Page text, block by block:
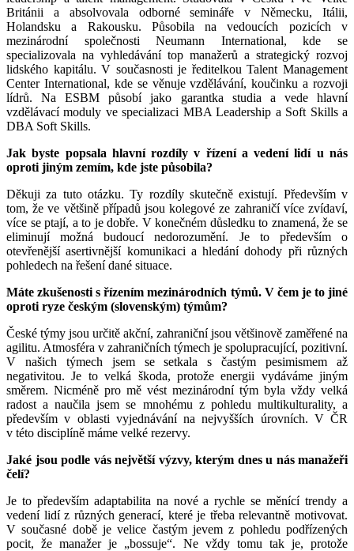
Británii a absolvovala odborné semináře v Německu, Itálii,
Holandsku a Rakousku. Působila na vedoucích pozicích v
mezinárodní společnosti Neumann International, kde se
specializovala na vyhledávání top manažerů a strategický rozvoj
lidského kapitálu. V současnosti je ředitelkou Talent Management
Center International, kde se věnuje vzdělávání, koučinku a rozvoji
lídrů. Na ESBM působí jako garantka studia a vede hlavní
vzdělávací moduly ve specializaci MBA Leadership a Soft Skills a
DBA Soft Skills.
Jak byste popsala hlavní rozdíly v řízení a vedení lidí u nás
oproti jiným zemím, kde jste působila?
Děkuji za tuto otázku. Ty rozdíly skutečně existují. Především v
tom, že ve většině případů jsou kolegové ze zahraničí více zvídaví,
více se ptají, a to je dobře. V konečném důsledku to znamená, že se
eliminují možná budoucí nedorozumění. Je to především o
otevřenější asertivnější komunikaci a hledání dohody při různých
pohledech na řešení dané situace.
Máte zkušenosti s řízením mezinárodních týmů. V čem je to jiné
oproti ryze českým (slovenským) týmům?
České týmy jsou určitě akční, zahraniční jsou většinově zaměřené na
agilitu. Atmosféra v zahraničních týmech je spolupracující, pozitivní.
V našich týmech jsem se setkala s častým pesimismem až
negativitou. Je to velká škoda, protože energii vydáváme jiným
směrem. Nicméně pro mě vést mezinárodní tým byla vždy velká
radost a naučila jsem se mnohému z pohledu multikulturality, a
především v oblasti vyjednávání na nejvyšších úrovních. V ČR
v této disciplíně máme velké rezervy.
Jaké jsou podle vás největší výzvy, kterým dnes u nás manažeři
čelí?
Je to především adaptabilita na nové a rychle se měnící trendy a
vedení lidí z různých generací, které je třeba relevantně motivovat.
V současné době je velice častým jevem z pohledu podřízených
pocit, že manažer je „bossuje“. Ne vždy tomu tak je, protože